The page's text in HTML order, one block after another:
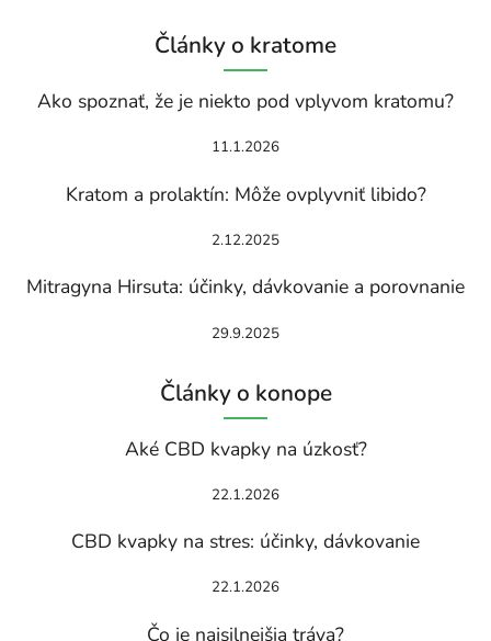
Články o kratome
Ako spoznať, že je niekto pod vplyvom kratomu?
11.1.2026
Kratom a prolaktín: Môže ovplyvniť libido?
2.12.2025
Mitragyna Hirsuta: účinky, dávkovanie a porovnanie
29.9.2025
Články o konope
Aké CBD kvapky na úzkosť?
22.1.2026
CBD kvapky na stres: účinky, dávkovanie
22.1.2026
Čo je najsilnejšia tráva?